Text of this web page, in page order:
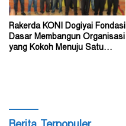
Rakerda KONI Dogiyai Fondasi
Dasar Membangun Organisasi
yang Kokoh Menuju Satu